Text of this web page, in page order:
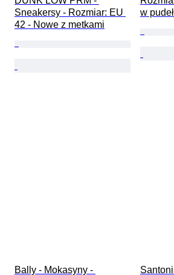
Sneakersy - Rozmiar: EU
42 - Nowe z metkami
w
Bally - Mokasyny -